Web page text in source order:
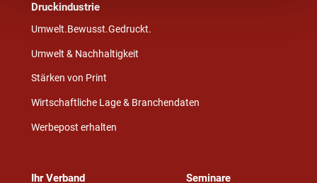
Druckindustrie
Umwelt.Bewusst.Gedruckt.
Umwelt & Nachhaltigkeit
Stärken von Print
Wirtschaftliche Lage & Branchendaten
Werbepost erhalten
Ihr Verband Seminare